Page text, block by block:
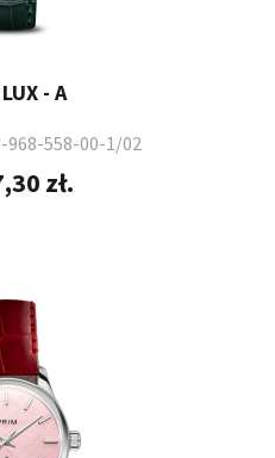
- A
968-558-00-1/02
zł.